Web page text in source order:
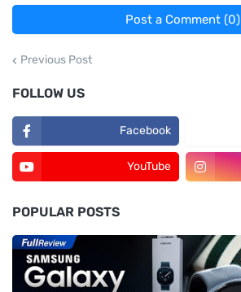
Post a Comment (0)
Previous Post
FOLLOW US
Facebook
YouTube
POPULAR POSTS